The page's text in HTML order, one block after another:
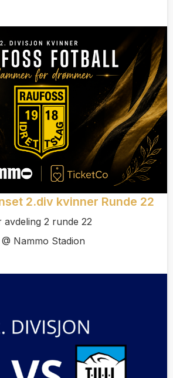
2.div kvinner Runde 22
avdeling 2 runde 22
Nammo Stadion